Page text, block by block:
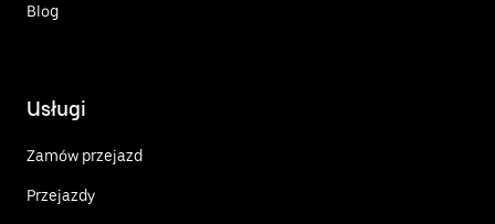
Blog
Usługi
Zamów przejazd
Przejazdy